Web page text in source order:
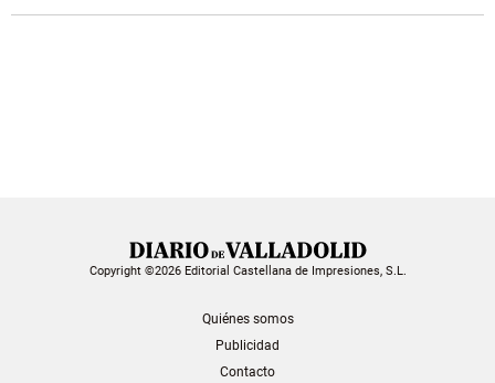
Copyright ©2026 Editorial Castellana de Impresiones, S.L.
Quiénes somos
Publicidad
Contacto